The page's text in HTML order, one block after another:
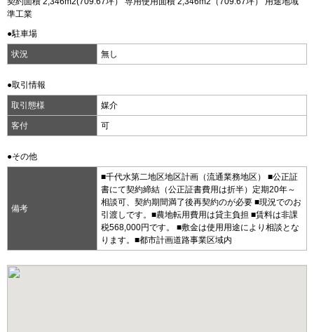
準工業
●駐車場
状況 無し
●取引情報
取引態様 媒介
客付 可
●その他
備考
■千代水第二地区地区計画（流通業務地区） ■公正証
書にて契約締結（公正証書費用は折半）定期20年～
相談可、契約期間満了後再契約のが必要 ■現況でのお
引渡しです。■農地転用費用は貸主負担 ■賃料は非課
税568,000円です。 ■敷金は使用用途により相談とな
ります。■都市計画道路事業区域内